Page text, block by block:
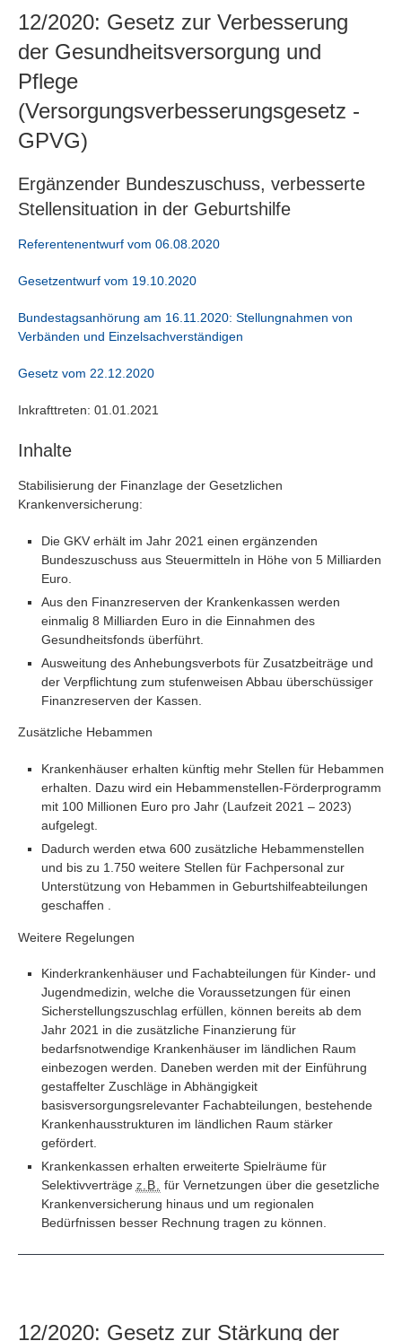
12/2020: Gesetz zur Verbesserung
der Gesundheitsversorgung und
Pflege
(Versorgungsverbesserungsgesetz -
GPVG)
Ergänzender Bundeszuschuss, verbesserte
Stellensituation in der Geburtshilfe
Referentenentwurf vom 06.08.2020
Gesetzentwurf vom 19.10.2020
Bundestagsanhörung am 16.11.2020: Stellungnahmen von
Verbänden und Einzelsachverständigen
Gesetz vom 22.12.2020
Inkrafttreten: 01.01.2021
Inhalte
Stabilisierung der Finanzlage der Gesetzlichen
Krankenversicherung:
Die GKV erhält im Jahr 2021 einen ergänzenden
Bundeszuschuss aus Steuermitteln in Höhe von 5 Milliarden
Euro.
Aus den Finanzreserven der Krankenkassen werden
einmalig 8 Milliarden Euro in die Einnahmen des
Gesundheitsfonds überführt.
Ausweitung des Anhebungsverbots für Zusatzbeiträge und
der Verpflichtung zum stufenweisen Abbau überschüssiger
Finanzreserven der Kassen.
Zusätzliche Hebammen
Krankenhäuser erhalten künftig mehr Stellen für Hebammen
erhalten. Dazu wird ein Hebammenstellen-Förderprogramm
mit 100 Millionen Euro pro Jahr (Laufzeit 2021 – 2023)
aufgelegt.
Dadurch werden etwa 600 zusätzliche Hebammenstellen
und bis zu 1.750 weitere Stellen für Fachpersonal zur
Unterstützung von Hebammen in Geburtshilfeabteilungen
geschaffen .
Weitere Regelungen
Kinderkrankenhäuser und Fachabteilungen für Kinder- und
Jugendmedizin, welche die Voraussetzungen für einen
Sicherstellungszuschlag erfüllen, können bereits ab dem
Jahr 2021 in die zusätzliche Finanzierung für
bedarfsnotwendige Krankenhäuser im ländlichen Raum
einbezogen werden. Daneben werden mit der Einführung
gestaffelter Zuschläge in Abhängigkeit
basisversorgungsrelevanter Fachabteilungen, bestehende
Krankenhausstrukturen im ländlichen Raum stärker
gefördert.
Krankenkassen erhalten erweiterte Spielräume für
Selektivverträge z.B. für Vernetzungen über die gesetzliche
Krankenversicherung hinaus und um regionalen
Bedürfnissen besser Rechnung tragen zu können.
12/2020: Gesetz zur Stärkung der